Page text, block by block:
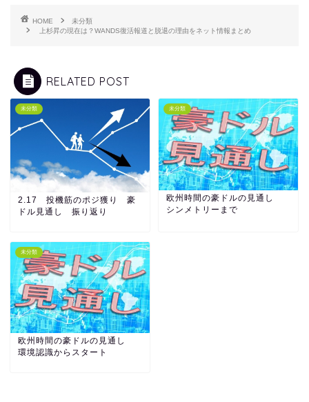
HOME
未分類
上杉昇の現在は？WANDS復活報道と脱退の理由をネット情報まとめ
RELATED POST
未分類
2.17 投機筋のポジ獲り 豪
ドル見通し 振り返り
未分類
欧州時間の豪ドルの見通し
シンメトリーまで
未分類
欧州時間の豪ドルの見通し
環境認識からスタート